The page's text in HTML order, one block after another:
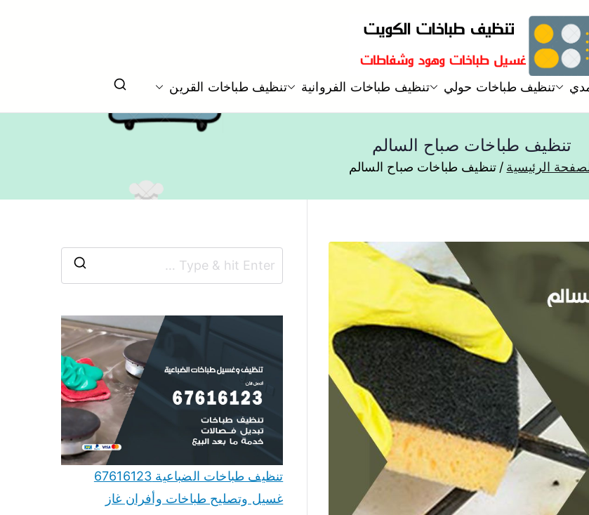
تنظيف وغسيل طباخات
تنظيف و غسيل طباخات هود مطابخ و جولةتنظيف طباخات حولي تنظيف طباخات الفروانية تنظيف طباخات القرين
تنظيف طباخات صباح السالم
الرئيسية تنظيف طباخات صباح السالم
تنظيف طباخات الضباعية 67616123
غسيل وتصليح طباخات وأفران غاز